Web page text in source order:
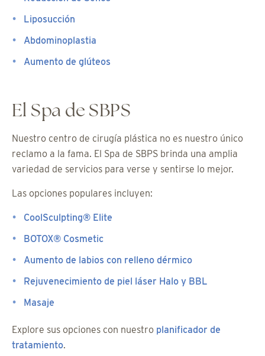
Liposucción
Abdominoplastia
Aumento de glúteos
El Spa de SBPS
Nuestro centro de cirugía plástica no es nuestro único
reclamo a la fama. El Spa de SBPS brinda una amplia
variedad de servicios para verse y sentirse lo mejor.
Las opciones populares incluyen:
CoolSculpting® Elite
BOTOX® Cosmetic
Aumento de labios con relleno dérmico
Rejuvenecimiento de piel láser Halo y BBL
Masaje
Explore sus opciones con nuestro planificador de
tratamiento.